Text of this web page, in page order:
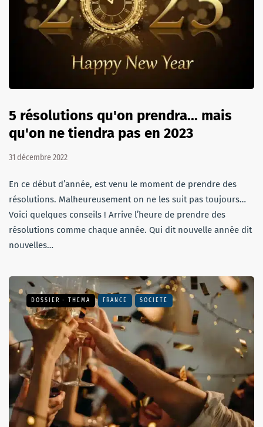
5 résolutions qu'on prendra... mais
qu'on ne tiendra pas en 2023
31 décembre 2022
En ce début d’année, est venu le moment de prendre des
résolutions. Malheureusement on ne les suit pas toujours…
Voici quelques conseils ! Arrive l’heure de prendre des
résolutions comme chaque année. Qui dit nouvelle année dit
nouvelles…
DOSSIER - THEMA FRANCE SOCIÉTÉ